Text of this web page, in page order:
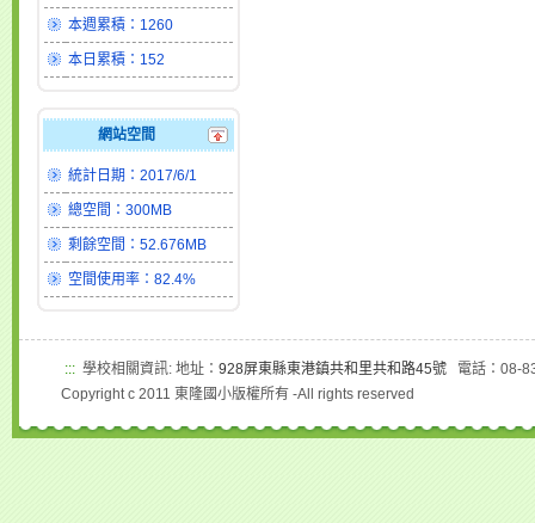
本週累積：1260
本日累積：152
網站空間
統計日期：2017/6/1
總空間：300MB
剩餘空間：52.676MB
空間使用率：82.4%
::: 學校相關資訊: 地址： 928屏東縣東港鎮共和里共和路45號 電話：08-
Copyright c 2011 東隆國小版權所有 -All rights reserved